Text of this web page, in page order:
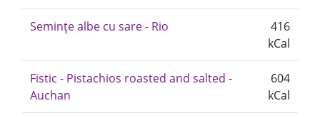
Semințe albe cu sare - Rio
416
kCal
Fistic - Pistachios roasted and salted -
Auchan
604
kCal